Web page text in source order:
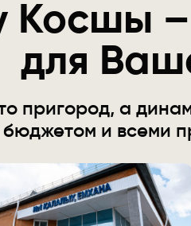
Косшы
для
пригород, а
бюджетом и всеми